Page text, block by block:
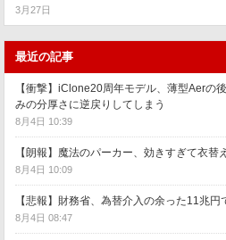
3月27日
最近の記事
【衝撃】iClone20周年モデル、薄型Aerの
みの分厚さに逆戻りしてしまう
8月4日 10:39
【朗報】魔法のパーカー、効きすぎて衣
8月4日 10:09
【悲報】財務省、為替介入の余った11兆
8月4日 08:47